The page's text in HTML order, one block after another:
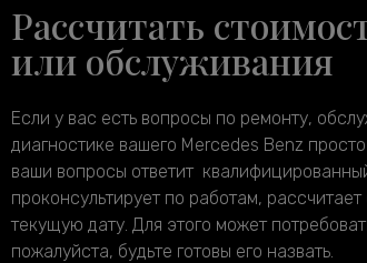
Рассчитать
или обслуживания
Если у вас есть вопросы по ремонту,
диагностике вашего Mercedes Benz
ваши вопросы ответит
проконсультирует по работам, рассчитает
текущую дату. Для этого может
пожалуйста, будьте готовы его назвать.